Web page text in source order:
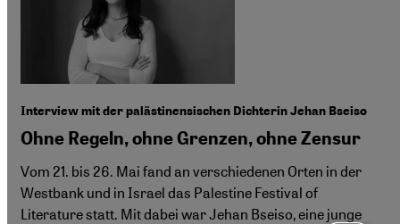
Interview mit der palästinensischen Dichterin Jehan Bseiso
Ohne Regeln, ohne Grenzen, ohne Zensur
Vom 21. bis 26. Mai fand an verschiedenen Orten in der
Westbank und in Israel das Palestine Festival of
Literature statt. Mit dabei war Jehan Bseiso, eine junge